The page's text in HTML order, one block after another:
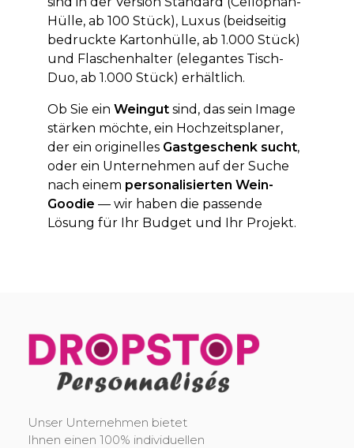
Hülle, ab 100 Stück), Luxus (beidseitig
bedruckte Kartonhülle, ab 1.000 Stück)
und Flaschenhalter (elegantes Tisch-
Duo, ab 1.000 Stück) erhältlich.
Ob Sie ein Weingut sind, das sein Image
stärken möchte, ein Hochzeitsplaner,
der ein originelles Gastgeschenk sucht,
oder ein Unternehmen auf der Suche
nach einem personalisierten Wein-
Goodie — wir haben die passende
Lösung für Ihr Budget und Ihr Projekt.
Unser Unternehmen bietet
Ihnen einen 100% individuellen